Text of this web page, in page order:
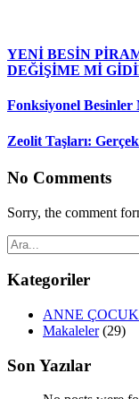
YENİ BESİN
DEĞİŞİME Mİ
Fonksiyonel Besinler
Zeolit Taşları:
No Comments
Sorry, the comment
Kategoriler
ANNE
Makaleler(29)
Son Yazılar